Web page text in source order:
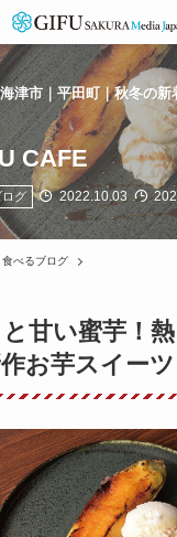
津市｜平田町｜秋冬の
CAFE
グ 2022.10.03
食べるブログ
甘い蜜芋！
お芋スイーツ